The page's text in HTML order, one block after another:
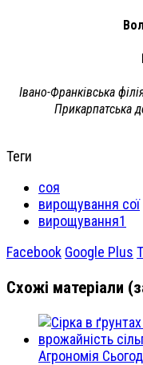
Івано-Франківська
Прикарпатська
Теги
соя
вирощування сої
вирощування1
Facebook Google Plus
Схожі матеріали
Агрономія